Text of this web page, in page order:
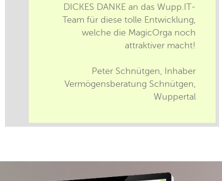
DICKES DANKE an das Wupp.IT-
Team für diese tolle Entwicklung,
welche die MagicOrga noch
attraktiver macht!
Peter Schnütgen, Inhaber
Vermögensberatung Schnütgen,
Wuppertal